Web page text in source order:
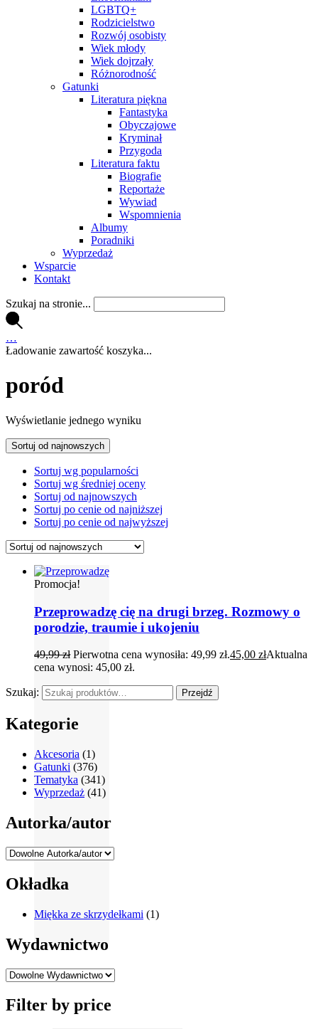
LGBTQ+
Rodzicielstwo
Rozwój osobisty
Wiek młody
Wiek dojrzały
Różnorodność
Gatunki
Literatura piękna
Fantastyka
Obyczajowe
Kryminał
Przygoda
Literatura faktu
Biografie
Reportaże
Wywiad
Wspomnienia
Albumy
Poradniki
Wyprzedaż
Wsparcie
Kontakt
Szukaj na stronie...
…
Ładowanie zawartość koszyka...
poród
Wyświetlanie jednego wyniku
Sortuj od najnowszych
Sortuj wg popularności
Sortuj wg średniej oceny
Sortuj od najnowszych
Sortuj po cenie od najniższej
Sortuj po cenie od najwyższej
Promocja!
Przeprowadzę cię na drugi brzeg. Rozmowy o
porodzie, traumie i ukojeniu
49,99zł Pierwotna cena wynosiła: 49,99 zł.45,00 złAktualna
cena wynosi: 45,00 zł.
Szukaj: Przejdź
Kategorie
Akcesoria (1)
Gatunki (376)
Tematyka (341)
Wyprzedaż (41)
Autorka/autor
Okładka
Miękka ze skrzydełkami (1)
Wydawnictwo
Filter by price